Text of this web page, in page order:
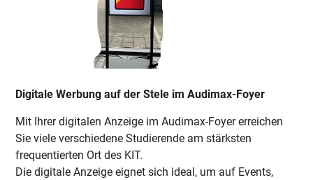
Digitale Werbung auf der Stele im Audimax-Foyer
Mit Ihrer digitalen Anzeige im Audimax-Foyer erreichen
Sie viele verschiedene Studierende am stärksten
frequentierten Ort des KIT.
Die digitale Anzeige eignet sich ideal, um auf Events,